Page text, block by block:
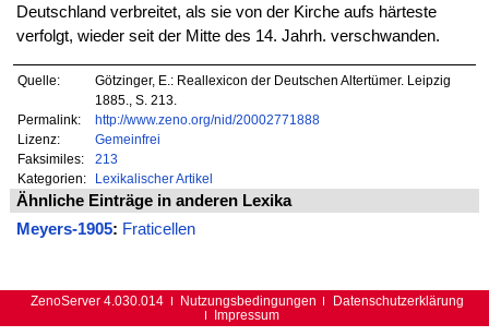
Deutschland verbreitet, als sie von der Kirche aufs härteste
verfolgt, wieder seit der Mitte des 14. Jahrh. verschwanden.
Quelle:
Götzinger, E.: Reallexicon der Deutschen Altertümer. Leipzig
1885., S. 213.
Permalink:
http://www.zeno.org/nid/20002771888
Lizenz:
Gemeinfrei
Faksimiles:
213
Kategorien:
Lexikalischer Artikel
Ähnliche Einträge in anderen Lexika
Meyers-1905: Fraticellen
ZenoServer 4.030.014 Nutzungsbedingungen
Datenschutzerklärung
Impressum